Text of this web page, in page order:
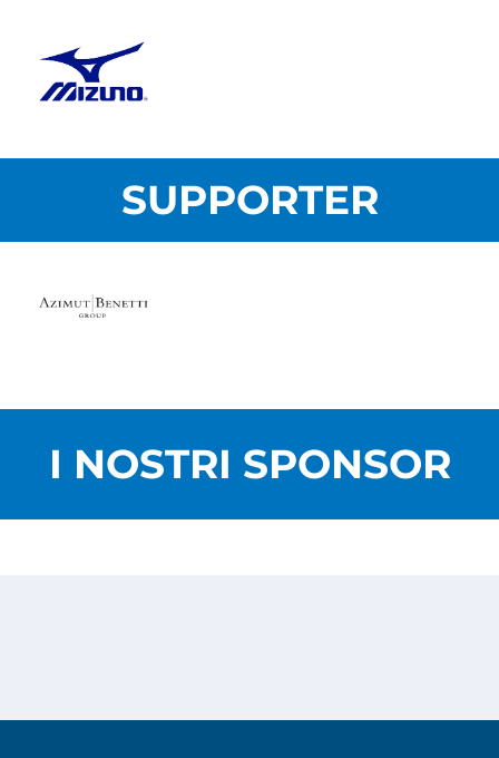
SUPPORTER
I NOSTRI SPONSOR